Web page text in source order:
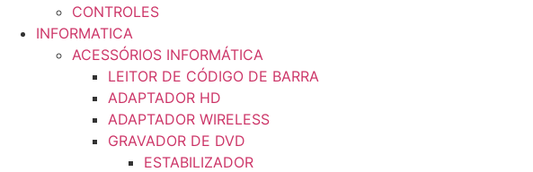
CONTROLES
INFORMATICA
ACESSÓRIOS INFORMÁTICA
LEITOR DE CÓDIGO DE BARRA
ADAPTADOR HD
ADAPTADOR WIRELESS
GRAVADOR DE DVD
ESTABILIZADOR